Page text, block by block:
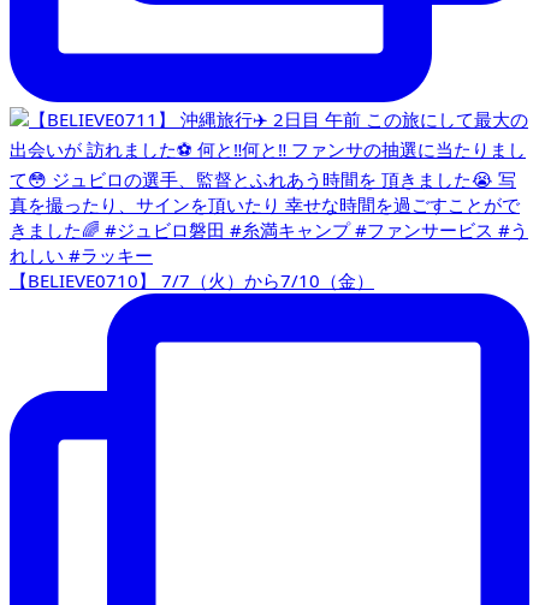
【BELIEVE0710】 7/7（火）から7/10（金）